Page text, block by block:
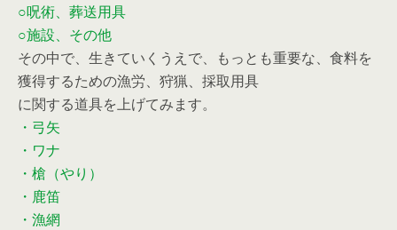
○呪術、葬送用具
○施設、その他
その中で、生きていくうえで、もっとも重要な、食料を
獲得するための漁労、狩猟、採取用具
に関する道具を上げてみます。
・弓矢
・ワナ
・槍（やり）
・鹿笛
・漁網